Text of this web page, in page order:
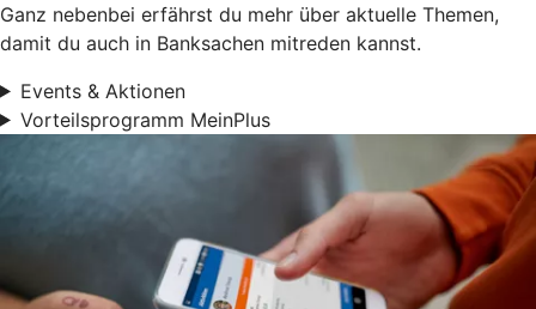
Ganz nebenbei erfährst du mehr über aktuelle Themen,
damit du auch in Banksachen mitreden kannst.
Events & Aktionen
Vorteilsprogramm MeinPlus